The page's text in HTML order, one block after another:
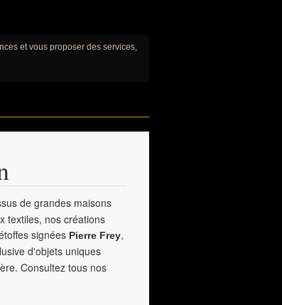
et vous proposer des services,
de grandes maisons
textiles, nos créations
signées Pierre Frey,
d'objets uniques
Consultez tous nos